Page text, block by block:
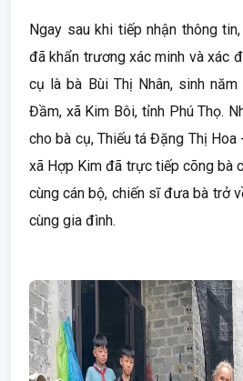
Ngay sau khi tiếp nhận thông
đã khẩn trương xác minh và xác
cụ là bà Bùi Thị Nhân, sinh
Đầm, xã Kim Bôi, tỉnh Phú Thọ.
cho bà cụ, Thiếu tá Đặng Thị Hoa
xã Hợp Kim đã trực tiếp cõng bà
cùng cán bộ, chiến sĩ đưa bà trở
cùng gia đình.